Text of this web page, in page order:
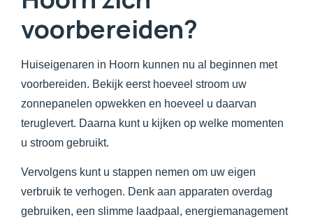
voorbereiden?
Huiseigenaren in Hoorn kunnen nu al beginnen met
voorbereiden. Bekijk eerst hoeveel stroom uw
zonnepanelen opwekken en hoeveel u daarvan
teruglevert. Daarna kunt u kijken op welke momenten
u stroom gebruikt.
Vervolgens kunt u stappen nemen om uw eigen
verbruik te verhogen. Denk aan apparaten overdag
gebruiken, een slimme laadpaal, energiemanagement